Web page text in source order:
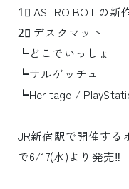
1⃣ ASTRO BOT の新
2⃣ デスクマット
┗どこでいっしょ
┗サルゲッチュ
┗Heritage /
JR新宿駅で開催する
で6/17(水)より発売‼